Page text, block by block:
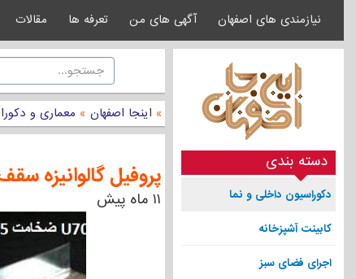
نیازمندی های اصفهان آگهی های من تعرفه ها مقالات
دسته بندی
دکوراسیون داخلی و نما
کابینت آشپزخانه
اجرای فضای سبز
» اینجا اصفهان » معماری و
پروفیل گالوانیزه
۱۱ ماه پیش